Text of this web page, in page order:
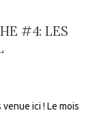
#4: LES
ici ! Le mois